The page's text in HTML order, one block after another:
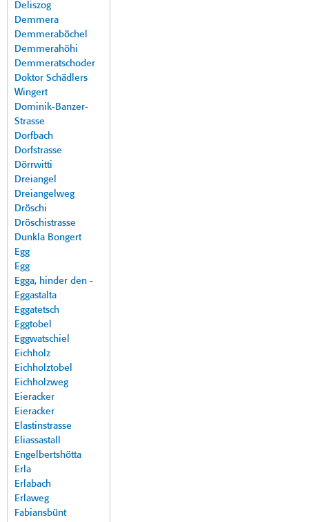
Deliszog
Demmera
Demmeraböchel
Demmerahöhi
Demmeratschoder
Doktor Schädlers
Wingert
Dominik-Banzer-
Strasse
Dorfbach
Dorfstrasse
Dörrwitti
Dreiangel
Dreiangelweg
Dröschi
Dröschistrasse
Dunkla Bongert
Egg
Egg
Egga, hinder den -
Eggastalta
Eggatetsch
Eggtobel
Eggwatschiel
Eichholz
Eichholztobel
Eichholzweg
Eieracker
Eieracker
Elastinstrasse
Eliassastall
Engelbertshötta
Erla
Erlabach
Erlaweg
Fabiansbünt